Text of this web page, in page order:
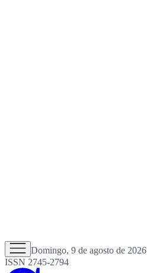
Domingo, 9 de agosto de 2026
ISSN 2745-2794